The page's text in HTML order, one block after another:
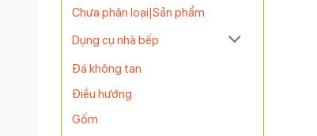
Chưa phân loại|Sản phẩm
Dụng cụ nhà bếp
Đá không tan
Điều hướng
Gốm